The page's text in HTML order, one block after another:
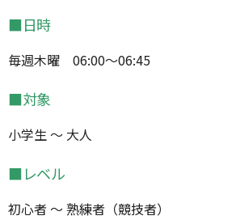
■日時
毎週木曜 06:00～06:45
■対象
小学生 ～ 大人
■レベル
初心者 ～ 熟練者（競技者）